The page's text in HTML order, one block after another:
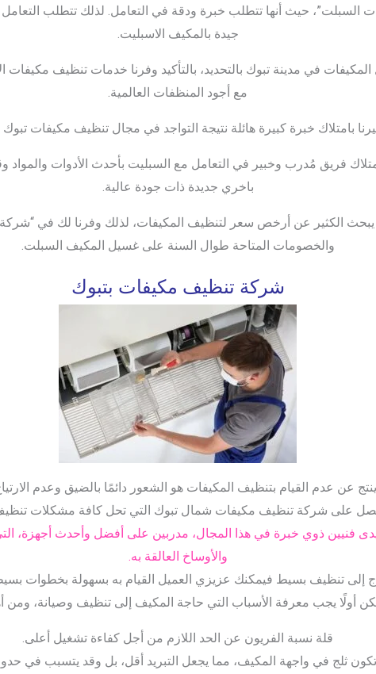
السبلت”، حيث أنها تتطلب خبرة ودقة في التعامل. لذلك تتطلب
جيدة بالمكيف الاسبليت.
المكيفات في مدينة تبوك بالتحديد، بالتأكيد وفرنا خدمات تنظيف
مع أجود المنظفات العالمية.
بامتلاك خبرة كبيرة هائلة نتيجة التواجد في مجال تنظيف مكيفات تبوك لأكثر
فريق مُدرب وخبير في التعامل مع السبليت بأحدث الأدوات والمواد
باخري جديدة ذات جودة عالية.
يبحث الكثير عن أرخص سعر لتنظيف المكيفات، لذلك وفرنا لك في
والخصومات المتاحة طوال السنة على غسيل المكيف السبلت.
شركة تنظيف مكيفات بتبوك
عن عدم القيام بتنظيف المكيفات هو الشعور دائمًا بالضيق وعدم
على شركة تنظيف مكيفات شمال تبوك التي تحل كافة مشكلات
فنيين ذوي خبرة في هذا المجال، مدربين على أفضل وأحدث أجهزة،
والأوساخ العالقة به.
إلى تنظيف بسيط فيمكنك عزيزي العميل القيام به بسهولة بخطوات
أولًا يجب معرفة الأسباب التي حاجة المكيف إلى تنظيف وصيانة، ومن
قلة نسبة الفريون عن الحد اللازم من أجل كفاءة تشغيل أعلى.
ثلج في واجهة المكيف، مما يجعل التبريد أقل، بل وقد يتسبب في